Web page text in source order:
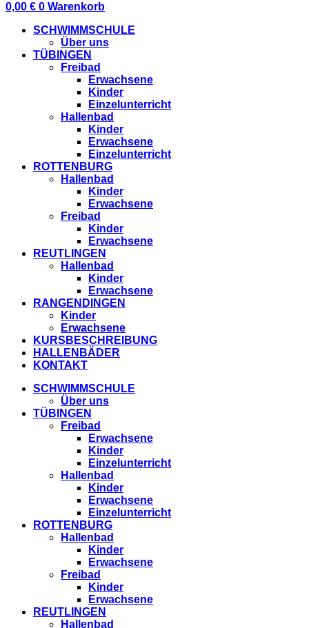
0,00 € 0 Warenkorb
SCHWIMMSCHULE
Über uns
TÜBINGEN
Freibad
Erwachsene
Kinder
Einzelunterricht
Hallenbad
Kinder
Erwachsene
Einzelunterricht
ROTTENBURG
Hallenbad
Kinder
Erwachsene
Freibad
Kinder
Erwachsene
REUTLINGEN
Hallenbad
Kinder
Erwachsene
RANGENDINGEN
Kinder
Erwachsene
KURSBESCHREIBUNG
HALLENBÄDER
KONTAKT
SCHWIMMSCHULE
Über uns
TÜBINGEN
Freibad
Erwachsene
Kinder
Einzelunterricht
Hallenbad
Kinder
Erwachsene
Einzelunterricht
ROTTENBURG
Hallenbad
Kinder
Erwachsene
Freibad
Kinder
Erwachsene
REUTLINGEN
Hallenbad